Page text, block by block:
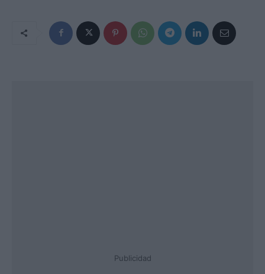
Publicidad